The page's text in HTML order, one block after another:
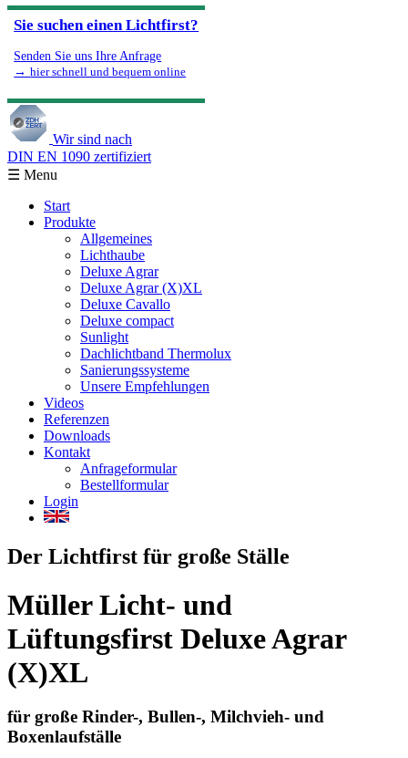
Sie suchen einen Lichtfirst?
Senden Sie uns Ihre Anfrage